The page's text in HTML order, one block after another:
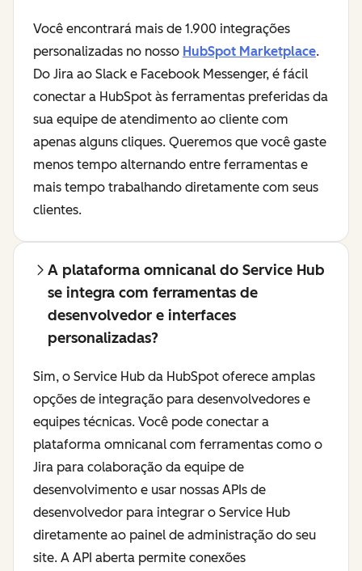
Você encontrará mais de 1.900 integrações
personalizadas no nosso HubSpot Marketplace.
Do Jira ao Slack e Facebook Messenger, é fácil
conectar a HubSpot às ferramentas preferidas da
sua equipe de atendimento ao cliente com
apenas alguns cliques. Queremos que você gaste
menos tempo alternando entre ferramentas e
mais tempo trabalhando diretamente com seus
clientes.
A plataforma omnicanal do Service Hub
se integra com ferramentas de
desenvolvedor e interfaces
personalizadas?
Sim, o Service Hub da HubSpot oferece amplas
opções de integração para desenvolvedores e
equipes técnicas. Você pode conectar a
plataforma omnicanal com ferramentas como o
Jira para colaboração da equipe de
desenvolvimento e usar nossas APIs de
desenvolvedor para integrar o Service Hub
diretamente ao painel de administração do seu
site. A API aberta permite conexões